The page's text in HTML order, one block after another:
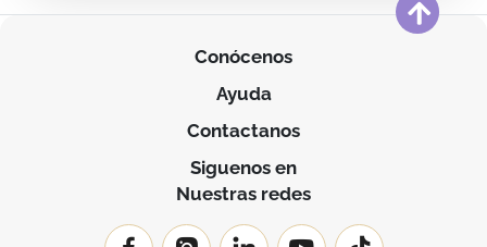
Conócenos
Ayuda
Contactanos
Siguenos en
Nuestras redes